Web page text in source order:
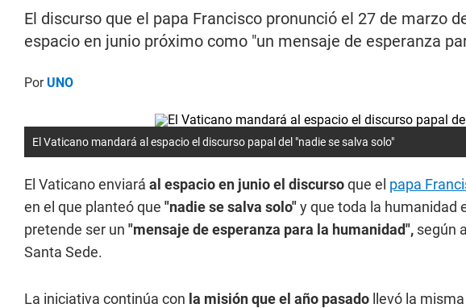
El discurso que el papa Francisco pronunció el 27 de marzo
espacio en junio próximo como "un mensaje de esperanza
PorUNO
El Vaticano mandará al espacio el discurso papal del "nadie se salva solo"
El Vaticano enviará al espacio en junio el discursoque el papa
en el que planteó que "nadie se salva solo"y que toda la humanidad
pretende ser un "mensaje de esperanza para la humanidad", según
Santa Sede.
La iniciativa continúa con la misión que el año pasado llevó la